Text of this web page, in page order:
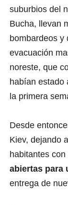
suburbios del
Bucha, llevan
bombardeos y
evacuación
noreste, que
habían estado
la primera
Desde
Kiev, dejando
habitantes con
abiertas para
entrega de